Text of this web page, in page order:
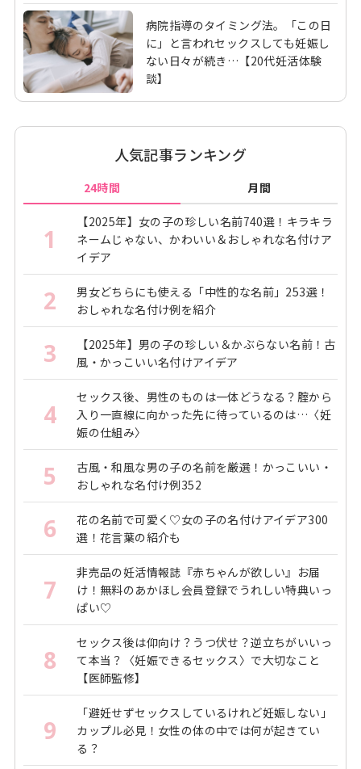
病院指導のタイミング法。「この日
に」と言われセックスしても妊娠し
ない日々が続き…【20代妊活体験
談】
人気記事ランキング
24時間 月間
1
【2025年】女の子の珍しい名前740選！キラキラ
ネームじゃない、かわいい＆おしゃれな名付けア
イデア
2
男女どちらにも使える「中性的な名前」253選！
おしゃれな名付け例を紹介
3
【2025年】男の子の珍しい＆かぶらない名前！古
風・かっこいい名付けアイデア
4
セックス後、男性のものは一体どうなる？腟から
入り一直線に向かった先に待っているのは…〈妊
娠の仕組み〉
5
古風・和風な男の子の名前を厳選！かっこいい・
おしゃれな名付け例352
6
花の名前で可愛く♡女の子の名付けアイデア300
選！花言葉の紹介も
7
非売品の妊活情報誌『赤ちゃんが欲しい』お届
け！無料のあかほし会員登録でうれしい特典いっ
ぱい♡
8
セックス後は仰向け？うつ伏せ？逆立ちがいいっ
て本当？〈妊娠できるセックス〉で大切なこと
【医師監修】
9
「避妊せずセックスしているけれど妊娠しない」
カップル必見！女性の体の中では何が起きてい
る？